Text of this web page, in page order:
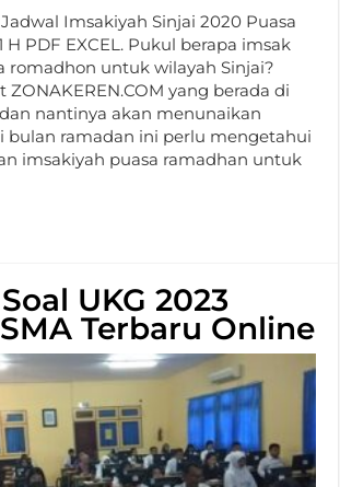
Imsakiyah Sinjai 2020 Puasa
H PDF EXCEL. Pukul berapa imsak
romadhon untuk wilayah Sinjai?
ZONAKEREN.COM yang berada di
nantinya akan menunaikan
bulan ramadan ini perlu mengetahui
imsakiyah puasa ramadhan untuk
UKG 2023
Terbaru Online